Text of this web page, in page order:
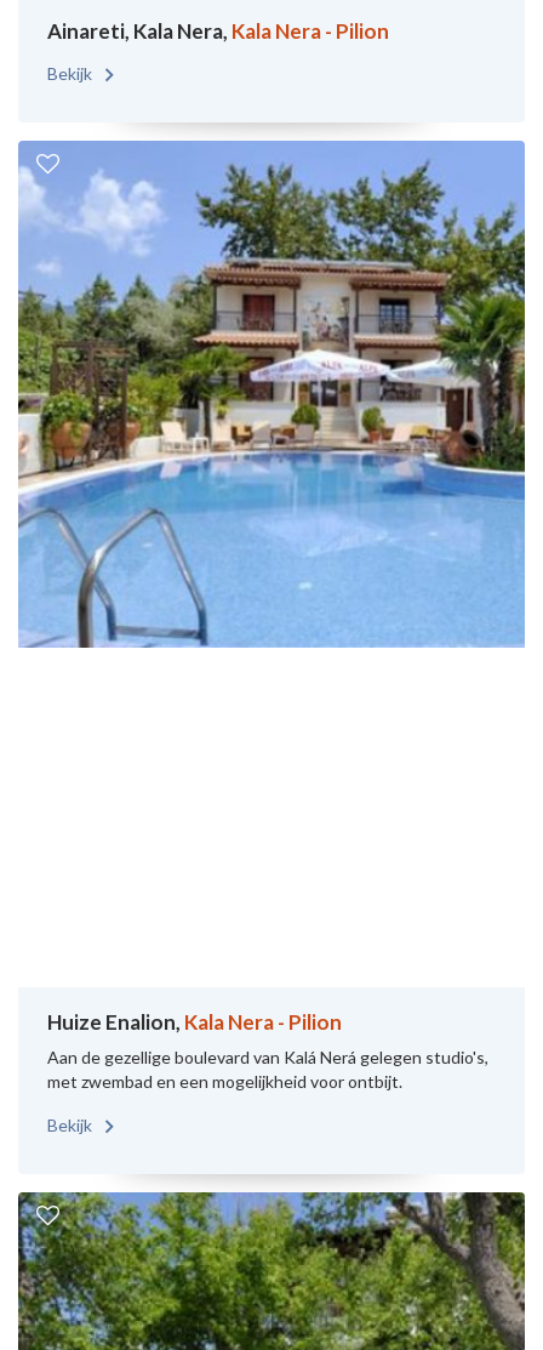
Ainareti, Kala Nera, Kala Nera - Pilion
Bekijk
Huize Enalion, Kala Nera - Pilion
Aan de gezellige boulevard van Kalá Nerá gelegen studio's,
met zwembad en een mogelijkheid voor ontbijt.
Bekijk